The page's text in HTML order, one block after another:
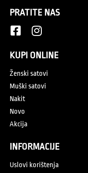
PRATITE NAS
KUPI ONLINE
Ženski satovi
Muški satovi
Nakit
Novo
Akcija
INFORMACIJE
Uslovi korištenja